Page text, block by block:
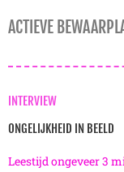
ACTIEVE
INTERVIEW
ONGELIJKHEID IN BEELD
Leestijd ongeveer3